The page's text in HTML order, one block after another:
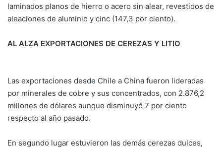
laminados planos de hierro o acero sin alear, revestidos de
aleaciones de aluminio y cinc (147,3 por ciento).
AL ALZA EXPORTACIONES DE CEREZAS Y LITIO
Las exportaciones desde Chile a China fueron lideradas
por minerales de cobre y sus concentrados, con 2.876,2
millones de dólares aunque disminuyó 7 por ciento
respecto al año pasado.
En segundo lugar estuvieron las demás cerezas dulces,